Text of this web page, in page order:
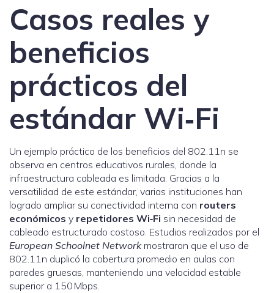
Casos reales y
beneficios
prácticos del
estándar Wi‑Fi
Un ejemplo práctico de los beneficios del 802.11n se
observa en centros educativos rurales, donde la
infraestructura cableada es limitada. Gracias a la
versatilidad de este estándar, varias instituciones han
logrado ampliar su conectividad interna con routers
económicos y repetidores Wi‑Fi sin necesidad de
cableado estructurado costoso. Estudios realizados por el
European Schoolnet Networkmostraron que el uso de
802.11n duplicó la cobertura promedio en aulas con
paredes gruesas, manteniendo una velocidad estable
superior a 150 Mbps.